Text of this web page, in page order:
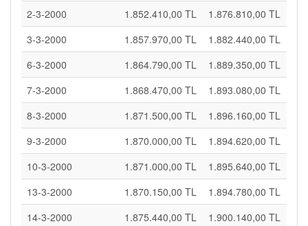
2-3-2000 1.852.410,00 TL
1.876.810,00 TL
3-3-2000
1.857.970,00 TL
1.882.440,00 TL
6-3-2000
1.864.790,00 TL
1.889.350,00 TL
7-3-2000
1.868.470,00 TL
1.893.080,00 TL
8-3-2000
1.871.500,00 TL
1.896.160,00 TL
9-3-2000
1.870.000,00 TL
1.894.620,00 TL
10-3-2000
1.871.000,00 TL
1.895.640,00 TL
13-3-2000
1.870.150,00 TL
1.894.780,00 TL
14-3-2000
1.875.440,00 TL
1.900.140,00 TL